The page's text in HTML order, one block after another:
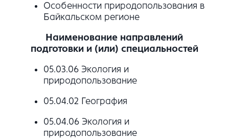
Особенности природопользования в
Байкальском регионе
Наименование направлений
подготовки и (или) специальностей
05.03.06 Экология и
природопользование
05.04.02 География
05.04.06 Экология и
природопользование